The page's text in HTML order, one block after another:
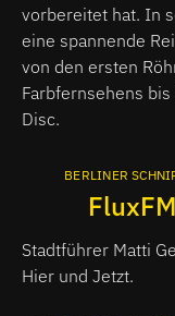
vorbereitet hat. In
eine spannende
von den ersten
Farbfernsehens
Disc.
BERLINER
Stadtführer Matti
Hier und Jetzt.